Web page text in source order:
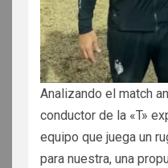
Analizando el match
conductor de la «T»
equipo que juega un
para nuestra, una